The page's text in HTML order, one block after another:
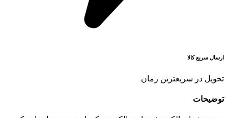
ارسال سریع کالا
تحویل در سریعترین زمان
توضیحات